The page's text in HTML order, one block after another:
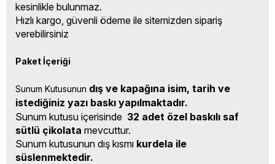
kesinlikle bulunmaz.
Hızlı kargo, güvenli ödeme ile sitemizden sipariş
verebilirsiniz
Paket İçeriği
Sunum Kutusunun dış ve kapağına isim, tarih ve
istediğiniz yazı baskı yapılmaktadır.
Sunum kutusu içerisinde 32 adet özel baskılı saf
sütlü çikolata mevcuttur.
Sunum kutusunun dış kısmı kurdela ile
süslenmektedir.